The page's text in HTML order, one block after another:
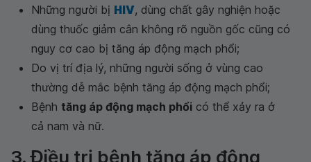
Những người bị HIV, dùng chất gây nghiện hoặc
dùng thuốc giảm cân không rõ nguồn gốc cũng có
nguy cơ cao bị tăng áp động mạch phổi;
Do vị trí địa lý, những người sống ở vùng cao
thường dễ mắc bệnh tăng áp động mạch phổi;
Bệnh tăng áp động mạch phổi có thể xảy ra ở
cả nam và nữ.
3. Điều trị bệnh tăng áp động